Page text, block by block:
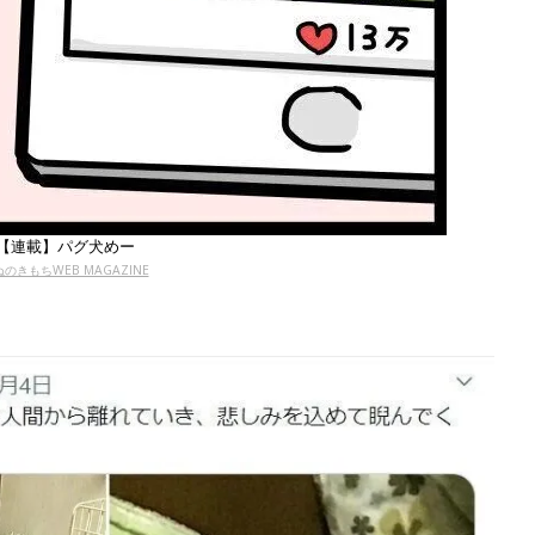
連載】パグ犬めー
のきもちWEB MAGAZINE